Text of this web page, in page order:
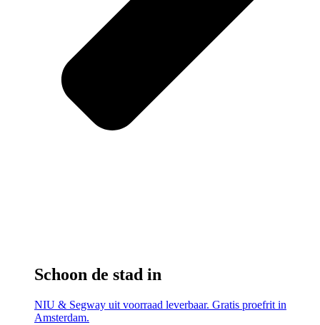
Schoon de stad in
NIU & Segway uit voorraad leverbaar. Gratis proefrit in
Amsterdam.